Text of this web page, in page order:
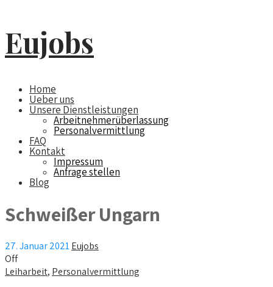
Eujobs
Home
Ueber uns
Unsere Dienstleistungen
Arbeitnehmerüberlassung
Personalvermittlung
FAQ
Kontakt
Impressum
Anfrage stellen
Blog
Schweißer Ungarn
27. Januar 2021Eujobs
Off
Leiharbeit, Personalvermittlung